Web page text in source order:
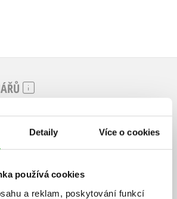
Detaily Více o cookies
používá cookies
a reklam, poskytování funkcí
vytvořena žádná uživatelská hodnocení.
vkládat pouze registrovaní uživatelé